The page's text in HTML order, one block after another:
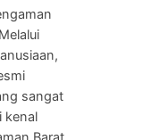
sangat
kenal